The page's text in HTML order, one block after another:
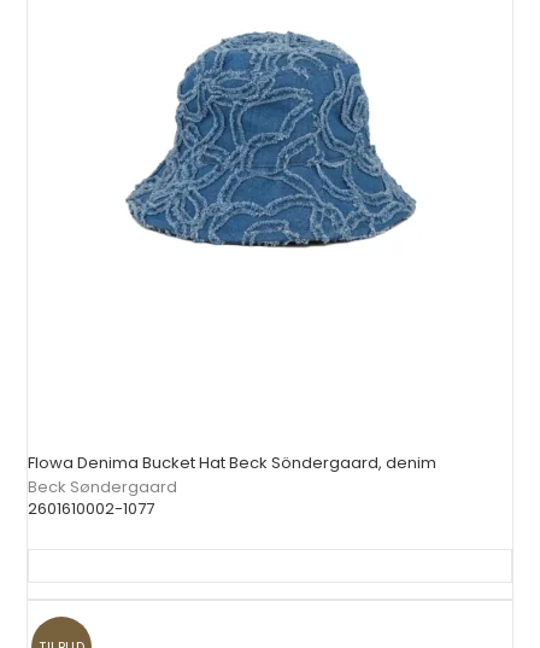
Flowa Denima Bucket Hat Beck Söndergaard, denim
Beck Søndergaard
2601610002-1077